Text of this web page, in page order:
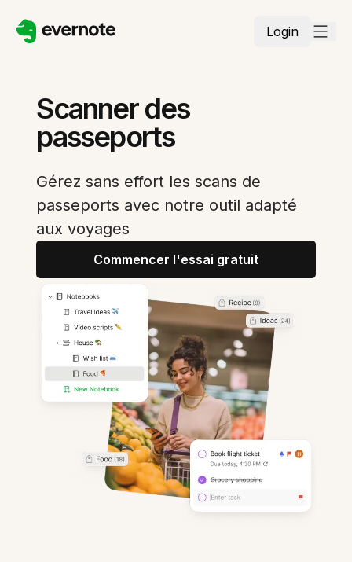
Login
Scanner des
passeports
Gérez sans effort les scans de
passeports avec notre outil adapté
aux voyages
Commencer l'essai gratuit